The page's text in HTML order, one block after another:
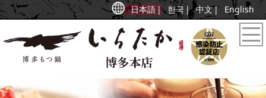
日本語 한국 中文 English